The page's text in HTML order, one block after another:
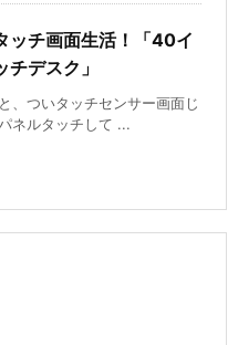
ッチ画面生活！「40イ
デスク」
、ついタッチセンサー画面じ
ネルタッチして ...